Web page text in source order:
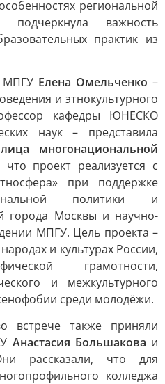
региональной
подчеркнула важность
практик из
МПГУ Елена Омельченко –
и этнокультурного
кафедры ЮНЕСКО
наук – представила
многонациональной
проект реализуется с
при поддержке
политики и
города Москвы и научно-
МПГУ. Цель проекта –
и культурах России,
грамотности,
и межкультурного
среди молодёжи.
встрече также приняли
Анастасия Большакова и
рассказали, что для
колледжа